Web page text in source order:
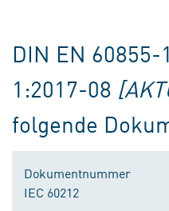
DIN EN
1:2017-08
folgende
Dokumentnummer
IEC 60212